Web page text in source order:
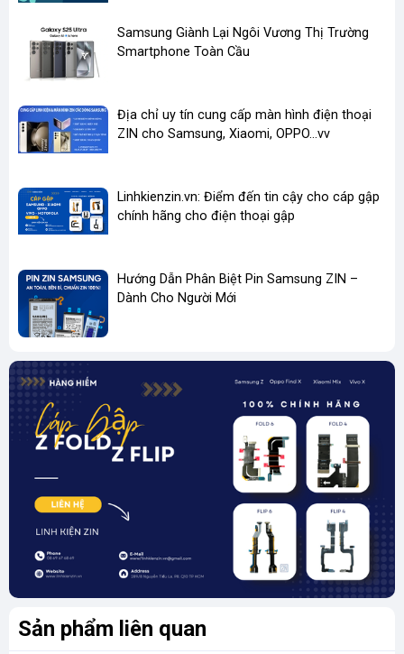
​Samsung Giành Lại Ngôi Vương Thị Trường
Smartphone Toàn Cầu
Địa chỉ uy tín cung cấp màn hình điện thoại
ZIN cho Samsung, Xiaomi, OPPO...vv
Linhkienzin.vn: Điểm đến tin cậy cho cáp gập
chính hãng cho điện thoại gập
Hướng Dẫn Phân Biệt Pin Samsung ZIN –
Dành Cho Người Mới
Sản phẩm liên quan